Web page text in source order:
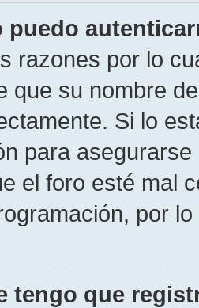
puedo
razones por lo
que su nombre
Si lo
para
el foro esté mal
por
tengo que